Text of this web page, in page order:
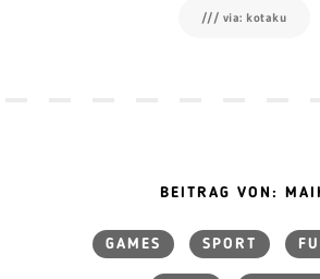
/// via: kotaku
BEITRAG VON:
GAMES SPORT